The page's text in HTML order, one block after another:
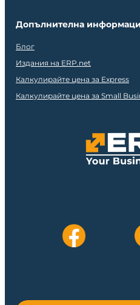
Допълнителна
Блог
Издания на ERP.net
Калкулирайте цена за Express
Калкулирайте цена за Small